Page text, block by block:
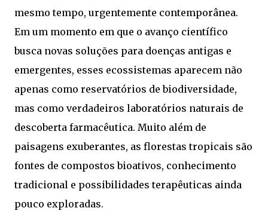
mesmo tempo, urgentemente contemporânea.
Em um momento em que o avanço científico
busca novas soluções para doenças antigas e
emergentes, esses ecossistemas aparecem não
apenas como reservatórios de biodiversidade,
mas como verdadeiros laboratórios naturais de
descoberta farmacêutica. Muito além de
paisagens exuberantes, as florestas tropicais são
fontes de compostos bioativos, conhecimento
tradicional e possibilidades terapêuticas ainda
pouco exploradas.